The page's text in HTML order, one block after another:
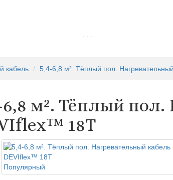
. . .
кабель 5,4-6,8 м². Тёплый пол.
6,8 м². Тёплый
18Т
Популярный